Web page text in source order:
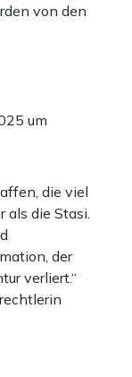
von den
um
die viel
als die Stasi.
der
verliert.“